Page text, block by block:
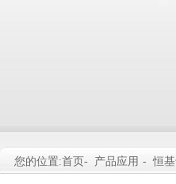
您的位置:首页- 产品应用 - 恒